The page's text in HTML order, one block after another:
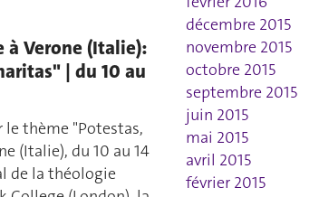
Verone (Italie):
| du 10 au
le thème "Potestas,
(Italie), du 10 au 14
de la théologie
décembre 2015
novembre 2015
octobre 2015
septembre 2015
juin 2015
mai 2015
avril 2015
février 2015